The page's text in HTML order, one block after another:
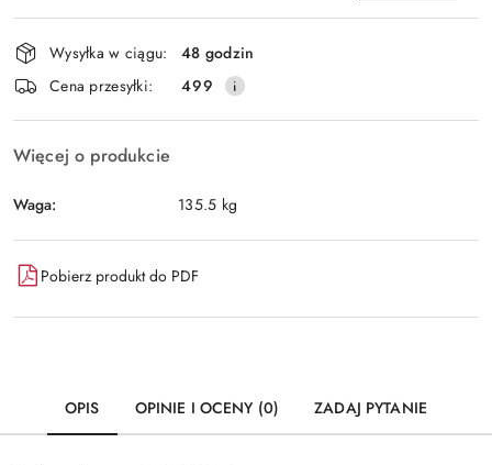
Wyślij
Dostępność
i
dostawa
Wysyłka w ciągu:
48 godzin
Cena przesyłki:
499
Więcej o produkcie
Waga: 135.5 kg
Pobierz produkt do PDF
OPIS OPINIE I OCENY (0) ZADAJ PYTANIE